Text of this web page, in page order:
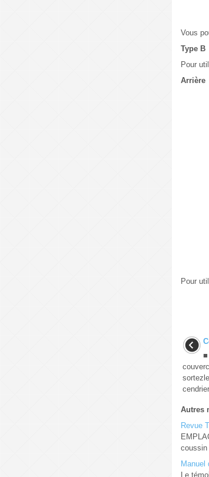
Vous
Type B
Pour
Arrière
Pour
■
Autres
Revue
coussin
Manuel
Le